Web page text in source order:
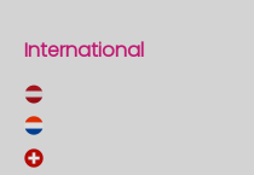
International